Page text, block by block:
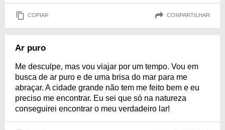
COPIAR COMPARTILHAR
Ar puro
Me desculpe, mas vou viajar por um tempo. Vou em
busca de ar puro e de uma brisa do mar para me
abraçar. A cidade grande não tem me feito bem e eu
preciso me encontrar. Eu sei que só na natureza
conseguirei encontrar o meu verdadeiro lar!